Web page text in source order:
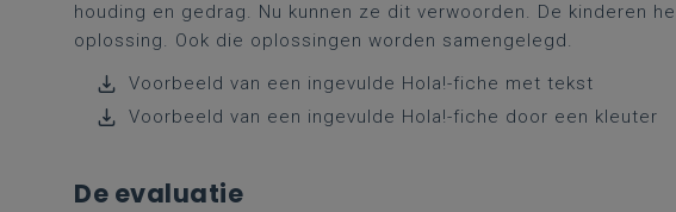
houding en gedrag. Nu kunnen ze dit verwoorden. De kinderen
oplossing. Ook die oplossingen worden samengelegd.
Voorbeeld van een ingevulde Hola!-fiche met tekst
Voorbeeld van een ingevulde Hola!-fiche door een kleuter
De evaluatie